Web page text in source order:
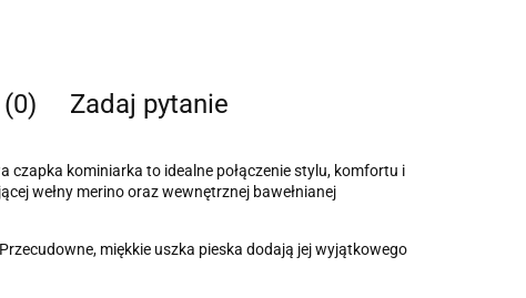
Zadaj pytanie
czapka kominiarka to idealne połączenie stylu, komfortu i
wełny merino oraz wewnętrznej bawełnianej
miękkie uszka pieska dodają jej wyjątkowego